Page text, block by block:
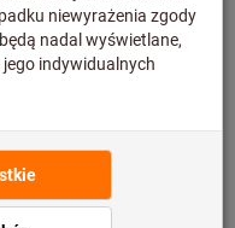
Udostępnij artykuł